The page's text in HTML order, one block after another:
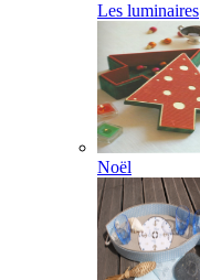
Les luminaires
Noël